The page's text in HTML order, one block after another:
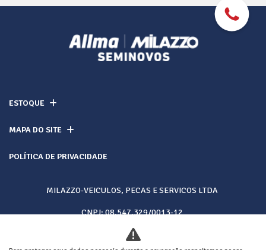
ESTOQUE
MAPA DO SITE
POLÍTICA DE PRIVACIDADE
MILAZZO-VEICULOS, PECAS E SERVICOS LTDA
CNPJ: 08.547.329/0013-12